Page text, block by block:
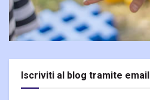
Iscriviti al blog tramite email